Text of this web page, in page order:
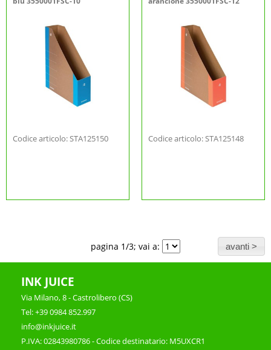
Codice articolo: STA125150 Codice articolo: STA125148
pagina 1/3; vai a:
INK JUICE
Via Milano, 8 - Castrolibero (CS)
Tel: +39 0984 852.997
info@inkjuice.it
P.IVA: 02843980786 - Codice destinatario: M5UXCR1